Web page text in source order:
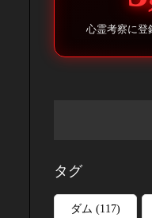
心霊考察に登
タグ
ダム (117)